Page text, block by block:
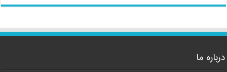
درباره ما